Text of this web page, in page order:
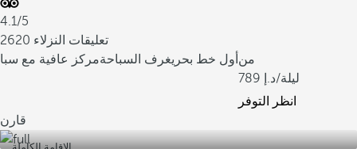
4.1/5
2620 تعليقات النزلاء
أول خط بحريغرف السباحةمركز عافية مع سبا
من
789
/ليلة
انظر التوفر
قارن